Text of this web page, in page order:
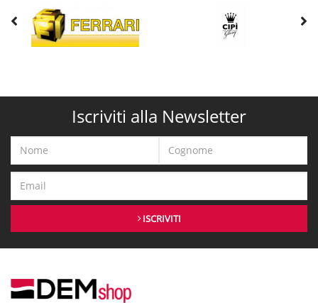
Iscriviti alla Newsletter
ISCRIVITI